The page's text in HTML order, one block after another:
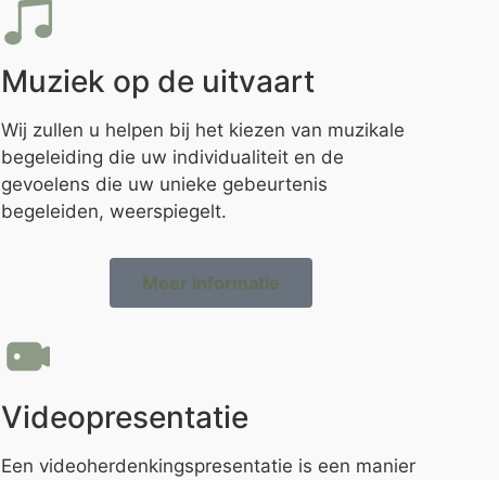
Muziek op de uitvaart
Wij zullen u helpen bij het kiezen van muzikale
begeleiding die uw individualiteit en de
gevoelens die uw unieke gebeurtenis
begeleiden, weerspiegelt.
Meer informatie
Videopresentatie
Een videoherdenkingspresentatie is een manier